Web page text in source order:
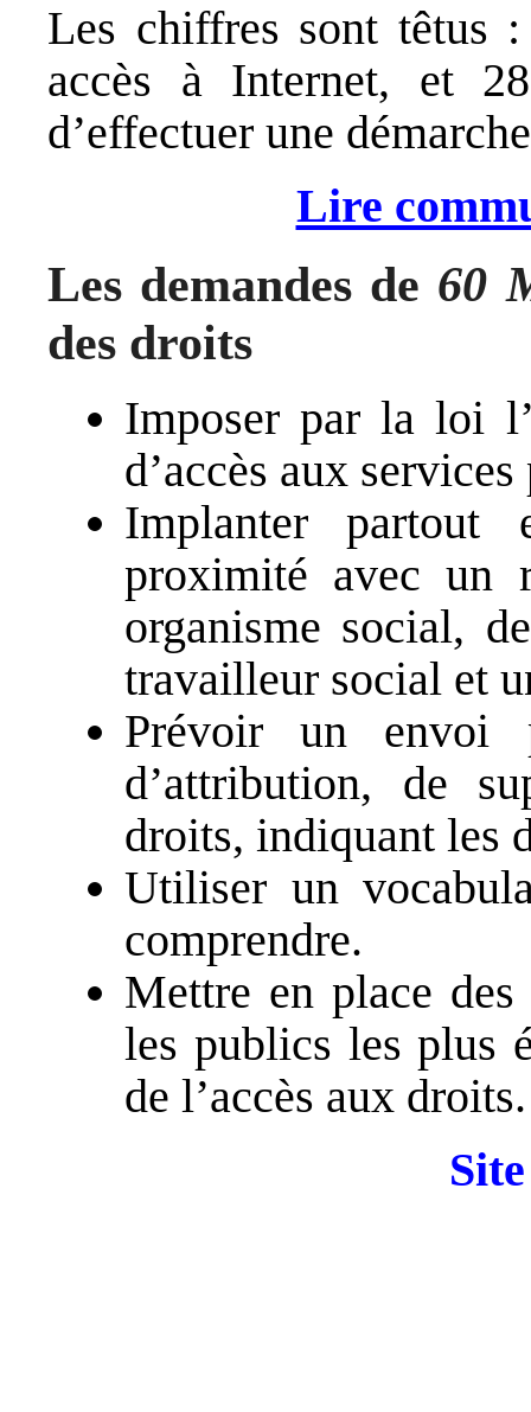
Les chiffres sont têtus
accès à Internet, et
d’effectuer une
Lire
Les demandes de 60
des droits
Imposer par la loi
d’accès aux
Implanter partout
proximité avec un
organisme social,
travailleur social et
Prévoir un envoi
d’attribution, de
droits, indiquant les
Utiliser un
comprendre.
Mettre en place
les publics les plus
de l’accès aux droits.